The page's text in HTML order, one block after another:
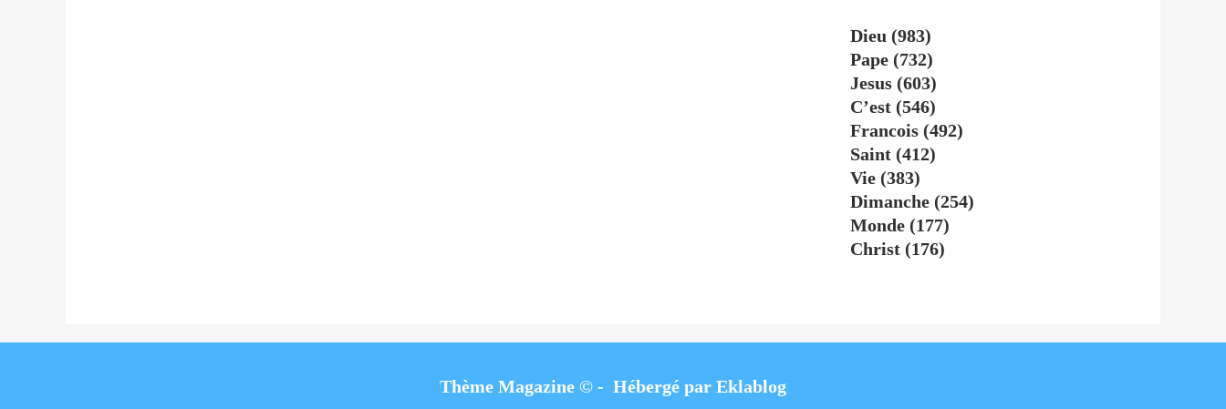
Dieu (983)
Pape (732)
Jesus (603)
C’est (546)
Francois (492)
Saint (412)
Vie (383)
Dimanche (254)
Monde (177)
Christ (176)
Thème Magazine © - Hébergé par Eklablog